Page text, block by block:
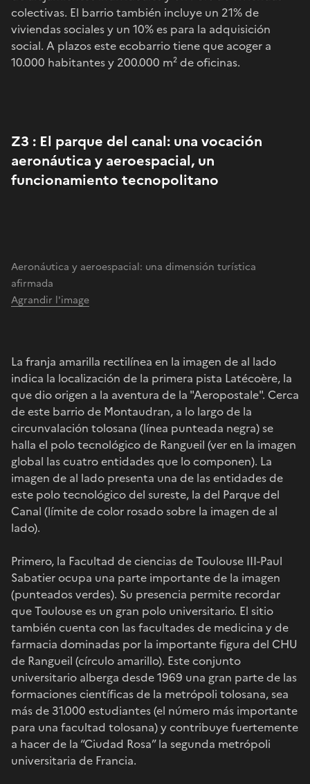
colectivas. El barrio también incluye un 21% de
viviendas sociales y un 10% es para la adquisición
social. A plazos este ecobarrio tiene que acoger a
10.000 habitantes y 200.000 m² de oficinas.
Z3 : El parque del canal: una vocación
aeronáutica y aeroespacial, un
funcionamiento tecnopolitano
Aeronáutica y aeroespacial: una dimensión turística
afirmada
Agrandir l'image
La franja amarilla rectilínea en la imagen de al lado
indica la localización de la primera pista Latécoère, la
que dio origen a la aventura de la "Aeropostale". Cerca
de este barrio de Montaudran, a lo largo de la
circunvalación tolosana (línea punteada negra) se
halla el polo tecnológico de Rangueil (ver en la imagen
global las cuatro entidades que lo componen). La
imagen de al lado presenta una de las entidades de
este polo tecnológico del sureste, la del Parque del
Canal (límite de color rosado sobre la imagen de al
lado).
Primero, la Facultad de ciencias de Toulouse III-Paul
Sabatier ocupa una parte importante de la imagen
(punteados verdes). Su presencia permite recordar
que Toulouse es un gran polo universitario. El sitio
también cuenta con las facultades de medicina y de
farmacia dominadas por la importante figura del CHU
de Rangueil (círculo amarillo). Este conjunto
universitario alberga desde 1969 una gran parte de las
formaciones científicas de la metrópoli tolosana, sea
más de 31.000 estudiantes (el número más importante
para una facultad tolosana) y contribuye fuertemente
a hacer de la “Ciudad Rosa” la segunda metrópoli
universitaria de Francia.